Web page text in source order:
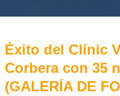
Éxito del Clínic
Corbera con 35
(GALERÍA DE